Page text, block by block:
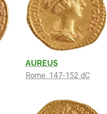
AUREUS
Rome. 147-152 dC